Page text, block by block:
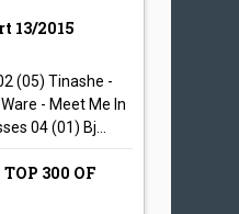
13/2015
(05) Tinashe -
- Meet Me In
04 (01) Bj...
300 OF